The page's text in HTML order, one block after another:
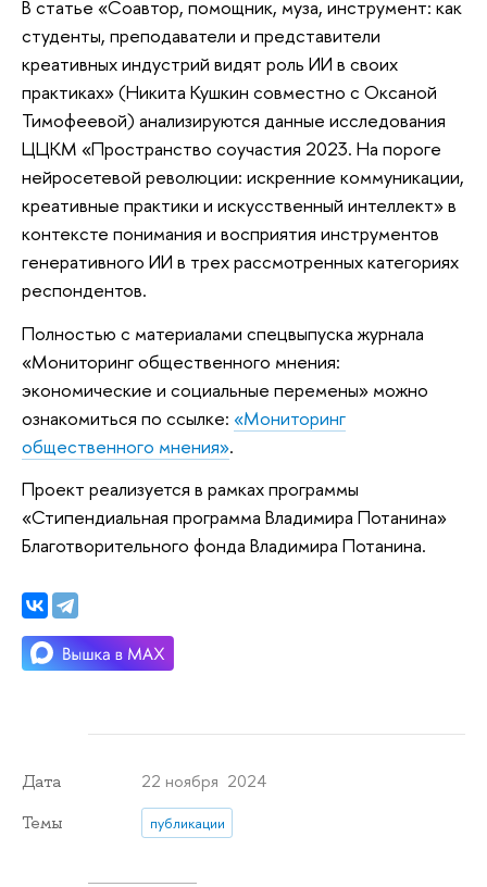
В статье «Соавтор, помощник, муза, инструмент: как
студенты, преподаватели и представители
креативных индустрий видят роль ИИ в своих
практиках» (Никита Кушкин совместно с Оксаной
Тимофеевой) анализируются данные исследования
ЦЦКМ «Пространство соучастия 2023. На пороге
нейросетевой революции: искренние коммуникации,
креативные практики и искусственный интеллект» в
контексте понимания и восприятия инструментов
генеративного ИИ в трех рассмотренных категориях
респондентов.
Полностью с материалами спецвыпуска журнала
«Мониторинг общественного мнения:
экономические и социальные перемены» можно
ознакомиться по ссылке: «Мониторинг
общественного мнения».
Проект реализуется в рамках программы
«Стипендиальная программа Владимира Потанина»
Благотворительного фонда Владимира Потанина.
Дата 22 ноября 2024
Темы публикации